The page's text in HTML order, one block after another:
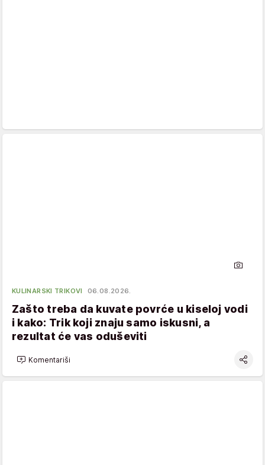
KULINARSKI TRIKOVI 06.08.2026.
Zašto treba da kuvate povrće u kiseloj vodi
i kako: Trik koji znaju samo iskusni, a
rezultat će vas oduševiti
Komentariši